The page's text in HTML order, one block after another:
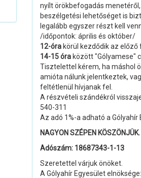
nyílt örökbefogadás
beszélgetési lehetőséget is
legalább egyszer részt kell
/időpontok: április és október/
12-óra körül kezdődik az előző
14-15 óra között "Gólyamese"
Tisztelettel kérem, ha máshol
amióta nálunk jelentkeztek,
feltétlenül hívjanak fel.
A részvételi szándékról
540-311
Az adó 1%-a adható a
NAGYON SZÉPEN KÖSZÖNJÜK.
Adószám: 18687343-1-13
Szeretettel várjuk önöket.
A Gólyahír Egyesület elnöksége: